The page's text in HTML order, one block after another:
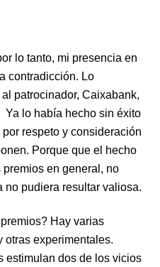
lo tanto, mi presencia en
contradicción. Lo
patrocinador, Caixabank,
lo había hecho sin éxito
respeto y consideración
Porque que el hecho
en general, no
pudiera resultar valiosa.
Hay varias
otras experimentales.
estimulan dos de los vicios